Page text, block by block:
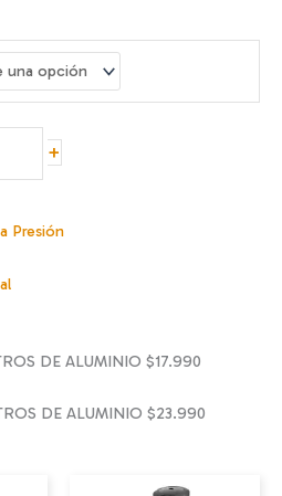
+
Presión
DE ALUMINIO $17.990
DE ALUMINIO $23.990